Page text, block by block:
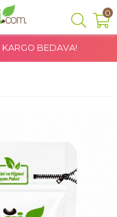
0
KARGO BEDAVA!